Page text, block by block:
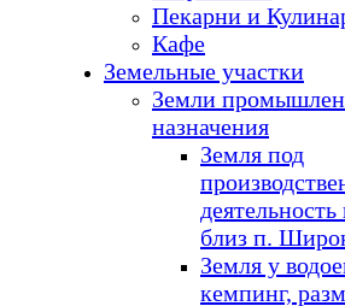
Пекарни и
Кафе
Земельные участки
Земли
назначения
Земля под
близ п.
Земля у
кемпинг,